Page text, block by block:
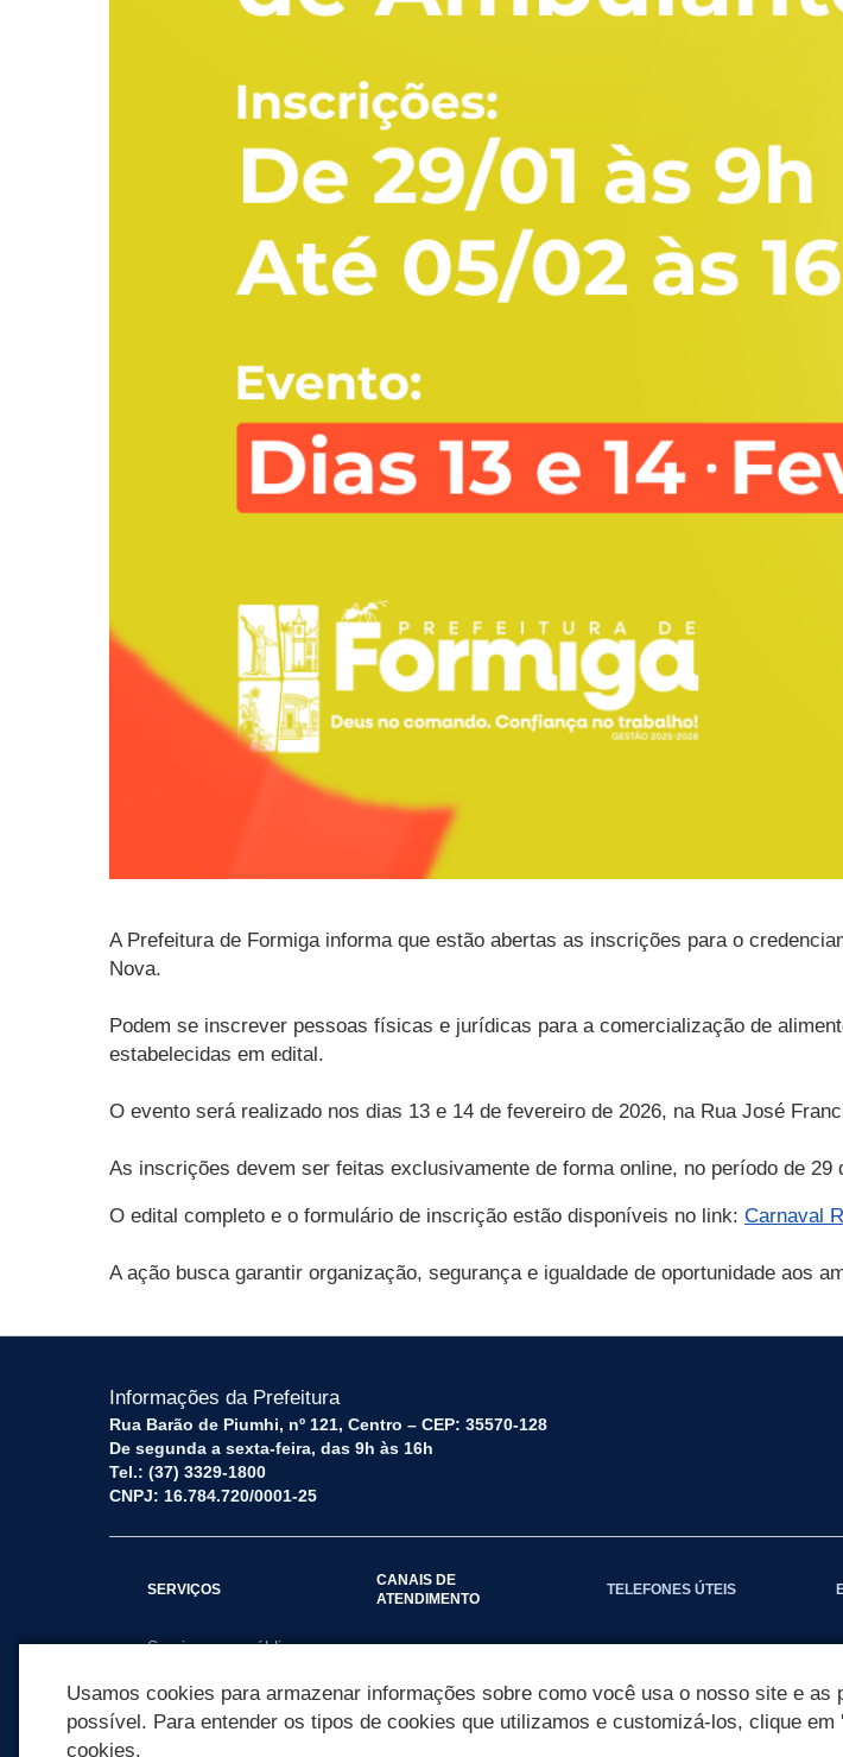
A Prefeitura de Formiga informa que estão abertas as inscrições para o
Nova.
Podem se inscrever pessoas físicas e jurídicas para a comercialização de
estabelecidas em edital.
O evento será realizado nos dias 13 e 14 de fevereiro de 2026, na Rua José
As inscrições devem ser feitas exclusivamente de forma online, no período de
O edital completo e o formulário de inscrição estão disponíveis no link: Carnaval
A ação busca garantir organização, segurança e igualdade de oportunidade aos
Informações da Prefeitura
Rua Barão de Piumhi, nº 121, Centro – CEP: 35570-128
De segunda a sexta-feira, das 9h às 16h
Tel.: (37) 3329-1800
CNPJ: 16.784.720/0001-25
SERVIÇOS
Serviços por público
CANAIS DE
ATENDIMENTO
TELEFONES ÚTEIS
Usamos cookies para armazenar informações sobre como você usa o nosso site e
possível. Para entender os tipos de cookies que utilizamos e customizá-los, clique
cookies.